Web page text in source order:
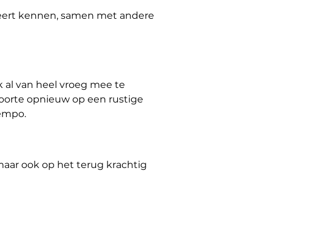
kennen, samen met andere
van heel vroeg mee te
opnieuw op een rustige
ook op het terug krachtig